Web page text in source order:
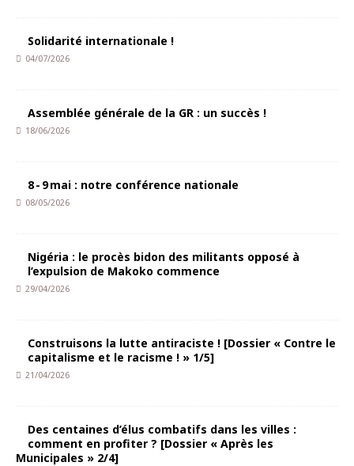
Solidarité internationale !
04/07/2026
Assemblée générale de la GR : un succès !
18/06/2026
8 - 9 mai : notre conférence nationale
08/05/2026
Nigéria : le procès bidon des militants opposé à
l’expulsion de Makoko commence
29/04/2026
Construisons la lutte antiraciste ! [Dossier « Contre le
capitalisme et le racisme ! » 1/5]
21/04/2026
Des centaines d’élus combatifs dans les villes :
comment en profiter ? [Dossier « Après les
Municipales » 2/4]